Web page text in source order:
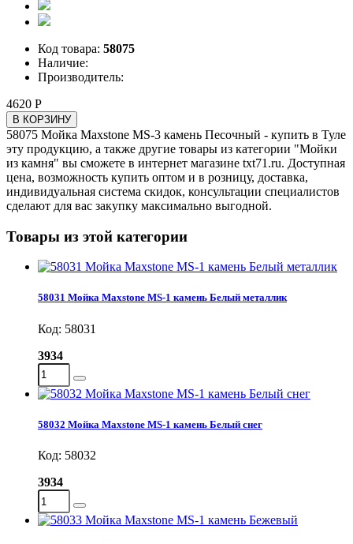
Код товара: 58075
Наличие:
Производитель:
4620 Р
В КОРЗИНУ
58075 Мойка Maxstone MS-3 камень Песочный - купить в Туле
эту продукцию, а также другие товары из категории "Мойки
из камня" вы сможете в интернет магазине txt71.ru. Доступная
цена, возможность купить оптом и в розницу, доставка,
индивидуальная система скидок, консультации специалистов
сделают для вас закупку максимально выгодной.
Товары из этой категории
58031 Мойка Maxstone MS-1 камень Белый металлик
Код: 58031
3934
58032 Мойка Maxstone MS-1 камень Белый снег
Код: 58032
3934